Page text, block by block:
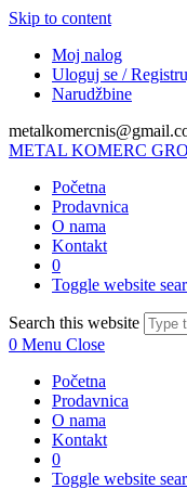
Skip to content
Moj nalog
Uloguj se /
Narudžbine
METAL KOMERC
Početna
Prodavnica
O nama
Kontakt
0
Toggle website
Search this website
0 Menu Close
Početna
Prodavnica
O nama
Kontakt
0
Toggle website